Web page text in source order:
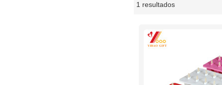
1 resultados